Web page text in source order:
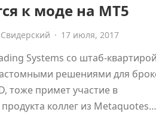
к моде на MT5
· 17 июля, 2017
Systems со штаб-
решениями для
тоже примет участие в
коллег из Metaquotes…